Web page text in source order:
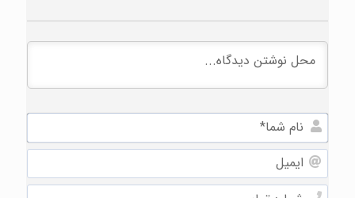
نام
شما*
ایمیل